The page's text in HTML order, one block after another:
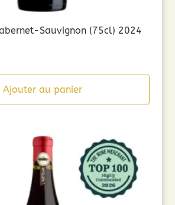
Sauvignon (75cl) 2024
Ajouter au panier